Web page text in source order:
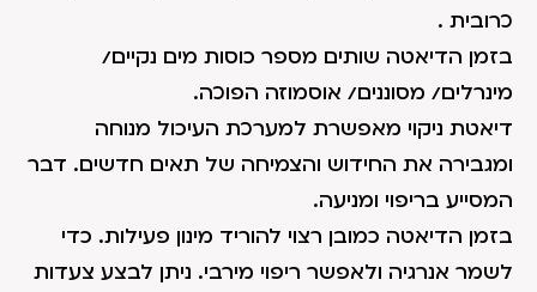
כרובית .
בזמן הדיאטה שותים מספר כוסות מים נקיים/
מינרלים/ מסוננים/ אוסמוזה הפוכה.
דיאטת ניקוי מאפשרת למערכת העיכול מנוחה
ומגבירה את החידוש והצמיחה של תאים חדשים. דבר
המסייע בריפוי ומניעה.
בזמן הדיאטה כמובן רצוי להוריד מינון פעילות. כדי
לשמר אנרגיה ולאפשר ריפוי מירבי. ניתן לבצע צעדות